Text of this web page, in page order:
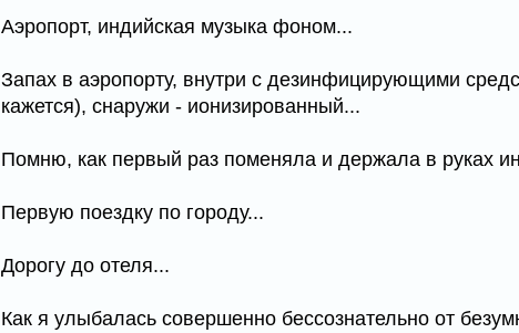
Аэропорт, индийская музыка фоном...
Запах в аэропорту, внутри с дезинфицирующими
кажется), снаружи - ионизированный...
Помню, как первый раз поменяла и держала в руках
Первую поездку по городу...
Дорогу до отеля...
Как я улыбалась совершенно бессознательно от